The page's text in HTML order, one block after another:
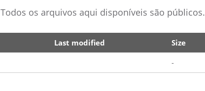
Todos os arquivos aqui disponíveis são públicos.
Last modified Size
-